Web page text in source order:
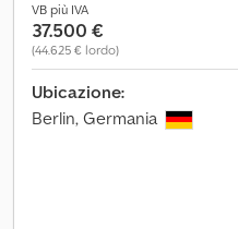
VB più IVA
37.500 €
(44.625 € lordo)
Ubicazione:
Berlin, Germania